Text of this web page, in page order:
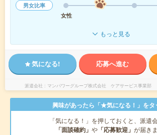
男女比率
女性
もっと見る
気になる! 応募へ進む
派遣会社 マンパワーグループ株式会社 ケアサービス事業部
興味があったら「★気になる！」をタ
「気になる！」を押しておくと、派遣
「面談確約」 や 「応募歓迎」 が届き